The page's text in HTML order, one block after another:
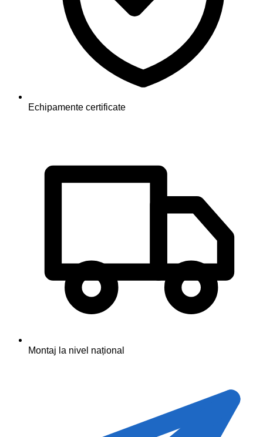
Echipamente certificate
Montaj la nivel național